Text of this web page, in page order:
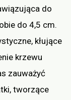
do
do 4,5 cm.
kłujące
krzewu
zauważyć
tworzące